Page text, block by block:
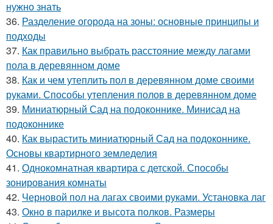
нужно знать
36. Разделение огорода на зоны: основные принципы и
подходы
37. Как правильно выбрать расстояние между лагами
пола в деревянном доме
38. Как и чем утеплить пол в деревянном доме своими
руками. Способы утепления полов в деревянном доме
39. Миниатюрный Сад на подоконнике. Минисад на
подоконнике
40. Как вырастить миниатюрный Сад на подоконнике.
Основы квартирного земледелия
41. Однокомнатная квартира с детской. Способы
зонирования комнаты
42. Черновой пол на лагах своими руками. Установка лаг
43. Окно в парилке и высота полков. Размеры